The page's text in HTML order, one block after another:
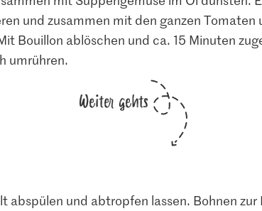
und zusammen mit den ganzen Tomaten
Bouillon ablöschen und ca. 15 Minuten
umrühren.
Weiter gehts
abspülen und abtropfen lassen. Bohnen zur